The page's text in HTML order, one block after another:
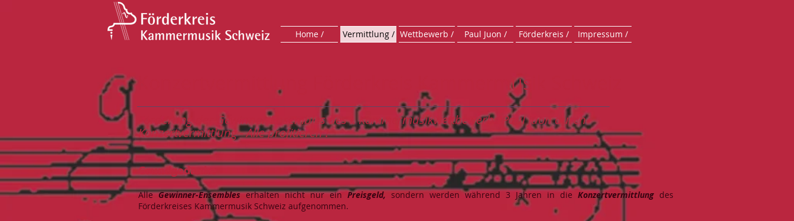
Home / Vermittlung / Wettbewerb / Paul Juon / Förderkreis / Impressum /
Konzertvermittlung Förderkreis Kammermusik Schweiz
Förderung der Gewinner-Ensembles des I. Kammermusikwettbewerbs Paul Juon durch
Konzertvermittlung - Alle profitieren !
Grundgedanke
AlleGewinner-Ensembleserhalten nicht nur ein Preisgeld, sondern werden während 3 Jahren in die Konzertvermittlung des
Förderkreises Kammermusik Schweiz aufgenommen.